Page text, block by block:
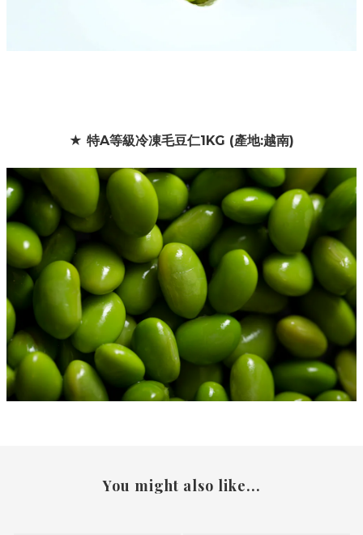
★ 特A等級冷凍毛豆仁1KG (產地:越南)
You might also like...